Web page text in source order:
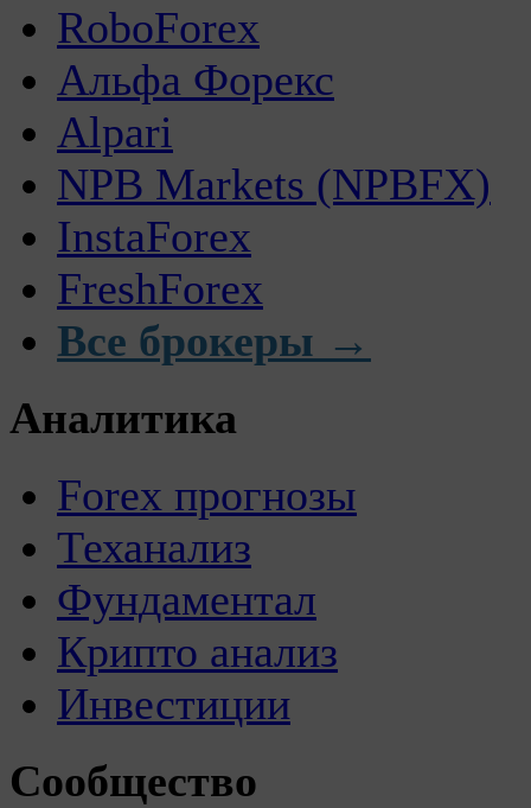
RoboForex
Альфа Форекс
Alpari
NPB Markets (NPBFX)
InstaForex
FreshForex
Все брокеры →
Аналитика
Forex прогнозы
Теханализ
Фундаментал
Крипто анализ
Инвестиции
Сообщество